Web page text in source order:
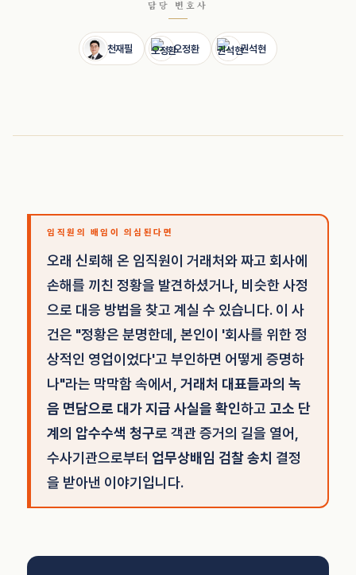
담당 변호사
천재필 오정환 권석현
임직원의 배임이 의심된다면
오래 신뢰해 온 임직원이 거래처와 짜고 회사에
손해를 끼친 정황을 발견하셨거나, 비슷한 사정
으로 대응 방법을 찾고 계실 수 있습니다. 이 사
건은 "정황은 분명한데, 본인이 '회사를 위한 정
상적인 영업이었다'고 부인하면 어떻게 증명하
나"라는 막막함 속에서, 거래처 대표들과의 녹
음 면담으로 대가 지급 사실을 확인하고 고소 단
계의 압수수색 청구로 객관 증거의 길을 열어,
수사기관으로부터 업무상배임 검찰 송치 결정
을 받아낸 이야기입니다.